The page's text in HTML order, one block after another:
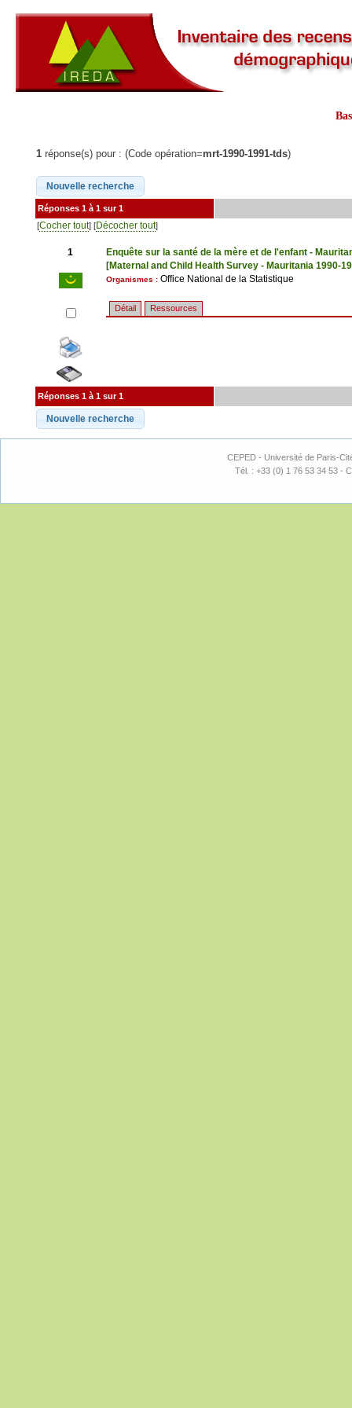
1 réponse(s) pour : (Code opération=mrt-1990-1991-tds)
Réponses 1 à 1 sur 1
[Cocher tout] [Décocher tout]
1
Enquête sur la santé de la mère et de l'enfant -
[Maternal and Child Health Survey - Mauritania 1990-
Organismes : Office National de la Statistique
Détail Ressources
Réponses 1 à 1 sur 1
CEPED - Université de Paris-
Tél. : +33 (0) 1 76 53 34 53 -